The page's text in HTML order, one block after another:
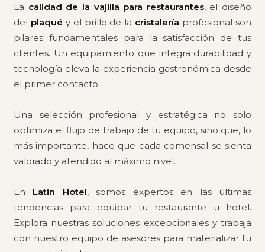
La calidad de la vajilla para restaurantes, el diseño
del plaqué y el brillo de la cristalería profesional son
pilares fundamentales para la satisfacción de tus
clientes. Un equipamiento que integra durabilidad y
tecnología eleva la experiencia gastronómica desde
el primer contacto.
Una selección profesional y estratégica no solo
optimiza el flujo de trabajo de tu equipo, sino que, lo
más importante, hace que cada comensal se sienta
valorado y atendido al máximo nivel.
En Latin Hotel, somos expertos en las últimas
tendencias para equipar tu restaurante u hotel.
Explora nuestras soluciones excepcionales y trabaja
con nuestro equipo de asesores para materializar tu